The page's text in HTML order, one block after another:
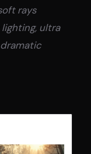
rays
ultra